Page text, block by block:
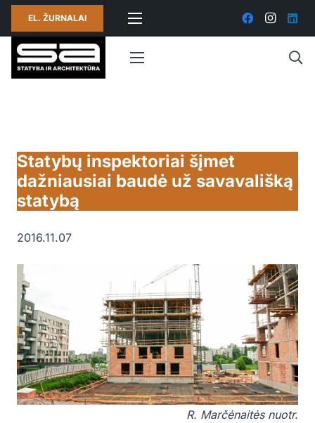
EL. ŽURNALAI
Statybų inspektoriai šįmet
dažniausiai baudė už savavališką
statybą
2016.11.07
R. Marčėnaitės nuotr.